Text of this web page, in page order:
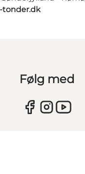
tonder.dk
Følg med